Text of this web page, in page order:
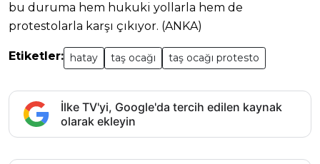
bu duruma hem hukuki yollarla hem de
protestolarla karşı çıkıyor. (ANKA)
Etiketler: hatay taş ocağı taş ocağı protesto
İlke TV'yi, Google'da tercih edilen kaynak
olarak ekleyin